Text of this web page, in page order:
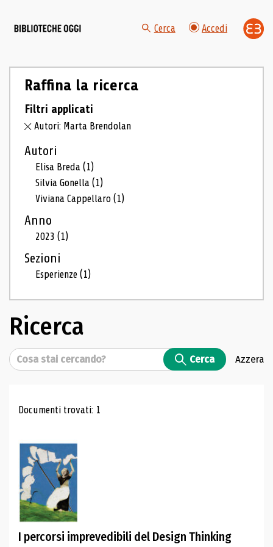
Cerca Accedi
Raffina la ricerca
Filtri applicati
Autori: Marta Brendolan
Autori
Elisa Breda(1)
Silvia Gonella(1)
Viviana Cappellaro(1)
Anno
2023(1)
Sezioni
Esperienze(1)
Ricerca
Cerca Cerca Azzera
Risultati di ricerca
Documenti trovati: 1
I percorsi imprevedibili del Design Thinking